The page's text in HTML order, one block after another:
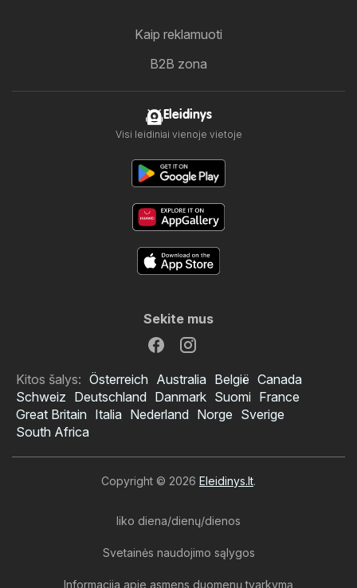
Kaip reklamuoti
B2B zona
Eleidinys
Visi leidiniai vienoje vietoje
Sekite mus
Kitos šalys: Österreich Australia België Canada
Schweiz Deutschland Danmark Suomi France
Great Britain Italia Nederland Norge Sverige
South Africa
Copyright © 2026 Eleidinys.lt.
liko diena/dienų/dienos
Svetainės naudojimo sąlygos
Informacija apie asmens duomenų tvarkymą